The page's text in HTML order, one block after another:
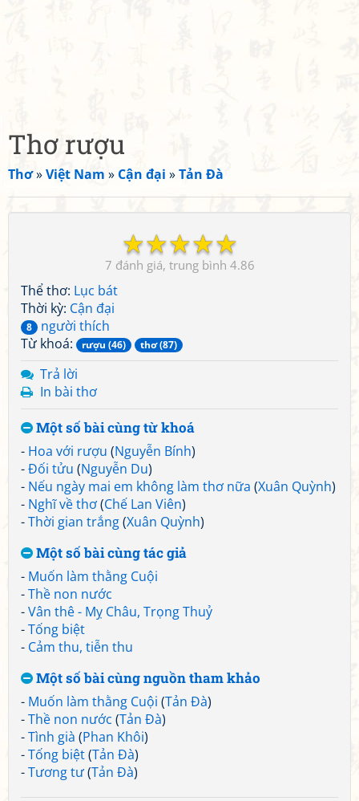
Thơ rượu
Thơ»Việt Nam » Cận đại »Tản Đà
☆
☆
☆
☆
☆
7 4.86
Thể thơ: Lục bát
Thời kỳ: Cận đại
8
người thích
Từ khoá:
rượu (46) thơ (87)
Trả lời
In bài thơ
Một số bài cùng từ khoá
- Hoa với rượu (Nguyễn Bính)
-Đối tửu (Nguyễn Du)
- Nếu ngày mai em không làm thơ nữa (Xuân Quỳnh)
- Nghĩ về thơ(Chế Lan Viên)
-Thời gian trắng(Xuân Quỳnh)
Một số bài cùng tác giả
- Muốn làm thằng Cuội
-Thề non nước
-Vân thê - Mỵ Châu, Trọng Thuỷ
-Tống biệt
- Cảm thu, tiễn thu
Một số bài cùng nguồn tham khảo
- Muốn làm thằng Cuội (Tản Đà)
-Thề non nước (Tản Đà)
-Tình già (Phan Khôi)
-Tống biệt(Tản Đà)
-Tương tư(Tản Đà)